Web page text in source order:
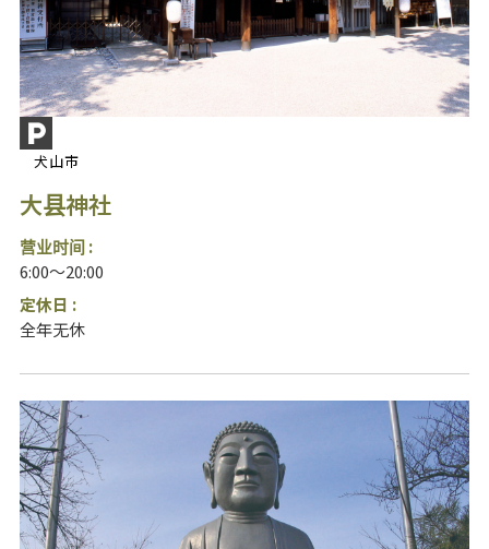
犬山市
大县神社
营业时间 :
6:00～20:00
定休日 :
全年无休